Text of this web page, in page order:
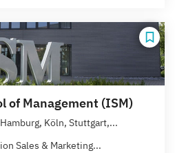
of Management (ISM)
Köln, Stuttgart,...
Sales & Marketing...